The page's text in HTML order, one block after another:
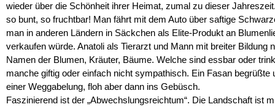
wieder über die Schönheit ihrer Heimat, zumal zu dieser
so bunt, so fruchtbar! Man fährt mit dem Auto über saftige
man in anderen Ländern in Säckchen als Elite-Produkt an
verkaufen würde. Anatoli als Tierarzt und Mann mit breiter Bildung
Namen der Blumen, Kräuter, Bäume. Welche sind essbar oder
manche giftig oder einfach nicht sympathisch. Ein Fasan begrüßte
einer Weggabelung, floh aber dann ins Gebüsch.
Faszinierend ist der „Abwechslungsreichtum“. Die Landschaft ist